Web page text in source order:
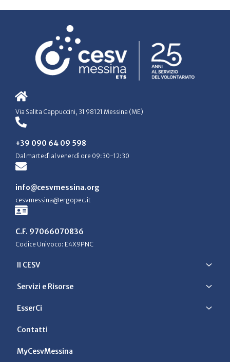
Via Salita Cappuccini, 31 98121 Messina (ME)
+39 090 64 09 598
Dal martedì al venerdì ore 09:30-12:30
info@cesvmessina.org
cesvmessina@ergopec.it
C.F. 97066070836
Codice Univoco: E4X9PNC
Il CESV
Servizi e Risorse
EsserCi
Contatti
MyCesvMessina